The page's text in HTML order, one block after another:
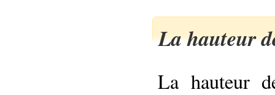
La hauteur
La hauteur